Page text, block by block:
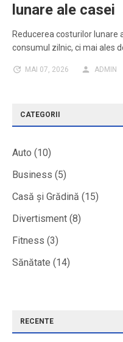
lunare ale casei
Reducerea costurilor lunare
consumul zilnic, ci mai ales
MAI 07, 2026 ADMIN
CATEGORII
Auto (10)
Business (5)
Casă și Grădină (15)
Divertisment (8)
Fitness (3)
Sănătate (14)
RECENTE